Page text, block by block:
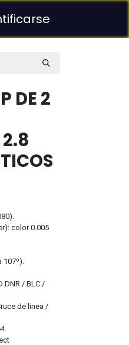
DE 2
color 0.005
107º).
DNR / BLC /
de linea /